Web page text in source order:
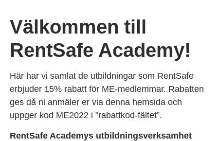
Välkommen till
RentSafe Academy!
Här har vi samlat de utbildningar som RentSafe
erbjuder 15% rabatt för ME-medlemmar. Rabatten
ges då ni anmäler er via denna hemsida och
uppger kod ME2022 i ”rabattkod-fältet”.
RentSafe Academys utbildningsverksamhet